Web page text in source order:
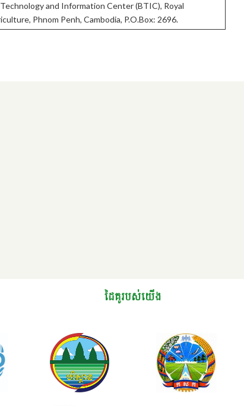
and Information Center (BTIC), Royal
Phnom Penh, Cambodia, P.O.Box: 2696.
ដៃគូរបស់យើង